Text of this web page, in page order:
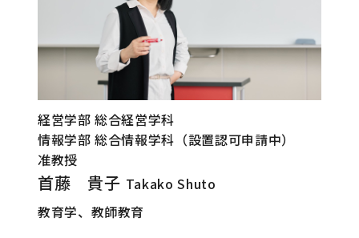
経営学部 総合経営学科
情報学部 総合情報学科（設置認可申請中）
准教授
首藤 貴子 Takako Shuto
教育学、教師教育